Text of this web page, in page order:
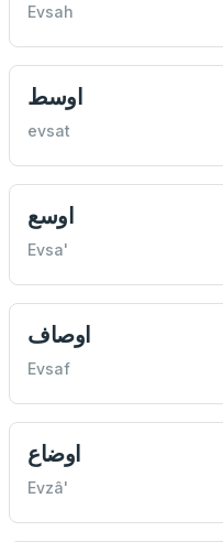
Evsah
اوسط
evsat
اوسع
Evsa'
اوصاف
Evsaf
اوضاع
Evzâ'